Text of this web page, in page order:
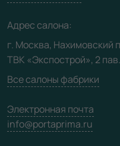
Карта сайта
Адрес салона:
г. Москва, Нахимовский
ТВК «Экспострой», 2
Все салоны фабрики
Электронная почта
info@portaprima.ru